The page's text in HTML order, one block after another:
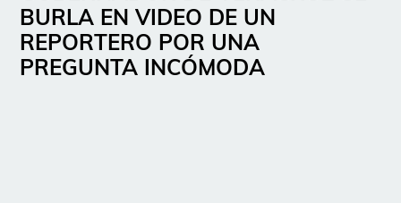
BURLA EN VIDEO DE UN
REPORTERO POR UNA
PREGUNTA INCÓMODA